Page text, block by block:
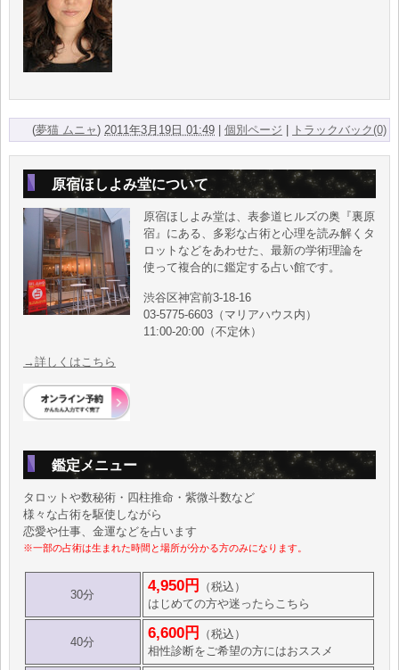
(夢猫 ムニャ) 2011年3月19日 01:49 |個別ページ トラックバック(0)
原宿ほしよみ堂について
原宿ほしよみ堂は、表参道ヒルズの奥『裏原
宿』にある、多彩な占術と心理を読み解くタ
ロットなどをあわせた、最新の学術理論を
使って複合的に鑑定する占い館です。
渋谷区神宮前3-18-16
03-5775-6603（マリアハウス内）
11:00-20:00（不定休）
→詳しくはこちら
鑑定メニュー
タロットや数秘術・四柱推命・紫微斗数など
様々な占術を駆使しながら
恋愛や仕事、金運などを占います
※一部の占術は生まれた時間と場所が分かる方のみになります。
30分
4,950円
（税込）
はじめての方や迷ったらこちら
40分
6,600円
（税込）
相性診断をご希望の方にはおススメ